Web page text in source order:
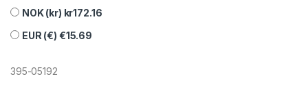
NOK (kr) kr172.16
EUR (€) €15.69
395-05192